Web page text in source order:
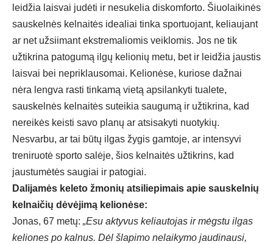
leidžia laisvai judėti ir nesukelia diskomforto. Šiuolaikinės
sauskelnės kelnaitės idealiai tinka sportuojant, keliaujant
ar net užsiimant ekstremaliomis veiklomis. Jos ne tik
užtikrina patogumą ilgų kelionių metu, bet ir leidžia jaustis
laisvai bei nepriklausomai. Kelionėse, kuriose dažnai
nėra lengva rasti tinkamą vietą apsilankyti tualete,
sauskelnės kelnaitės suteikia saugumą ir užtikrina, kad
nereikės keisti savo planų ar atsisakyti nuotykių.
Nesvarbu, ar tai būtų ilgas žygis gamtoje, ar intensyvi
treniruotė sporto salėje, šios kelnaitės užtikrins, kad
jaustumėtės saugiai ir patogiai.
Dalijamės keleto žmonių atsiliepimais apie sauskelnių
kelnaičių dėvėjimą kelionėse:
Jonas, 67 metų: „Esu aktyvus keliautojas ir mėgstu ilgas
keliones po kalnus. Dėl šlapimo nelaikymo jaudinausi,